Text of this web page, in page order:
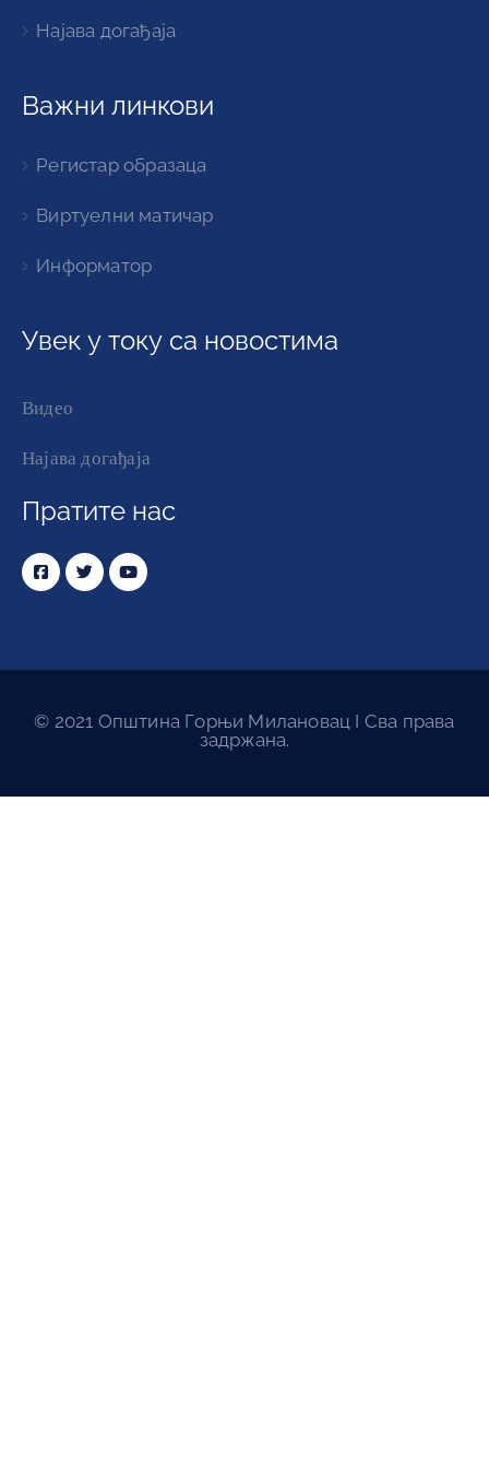
Најава догађаја
Важни линкови
Регистар образаца
Виртуелни матичар
Информатор
Увек у току са новостима
Видео
Најава догађаја
Пратите нас
© 2021 Општина Горњи Милановац I Сва права
задржана.